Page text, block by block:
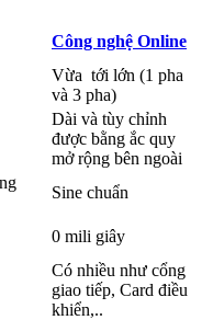
Công nghệ Online
Vừa tới lớn (1 pha
và 3 pha)
Dài và tùy chỉnh
được bằng ắc quy
mở rộng bên ngoài
Sine chuẩn
0 mili giây
Có nhiều như cổng
giao tiếp, Card điều
khiển,..